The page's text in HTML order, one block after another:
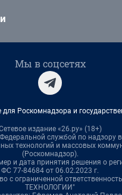
Мы в соцсетях
Роскомнадзора и
издание «26.ру» (18+)
службой по надзору
технологий и массовых
(Роскомнадзор).
и дата принятия решения о
ФС 77-84684 от 06.02.2023 г.
с ограниченной
ТЕХНОЛОГИИ"